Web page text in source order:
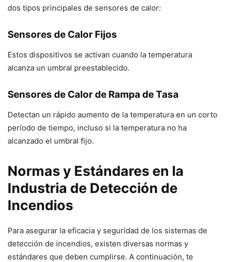
dos tipos principales de sensores de calor:
Sensores de Calor Fijos
Estos dispositivos se activan cuando la temperatura
alcanza un umbral preestablecido.
Sensores de Calor de Rampa de Tasa
Detectan un rápido aumento de la temperatura en un corto
período de tiempo, incluso si la temperatura no ha
alcanzado el umbral fijo.
Normas y Estándares en la
Industria de Detección de
Incendios
Para asegurar la eficacia y seguridad de los sistemas de
detección de incendios, existen diversas normas y
estándares que deben cumplirse. A continuación, te